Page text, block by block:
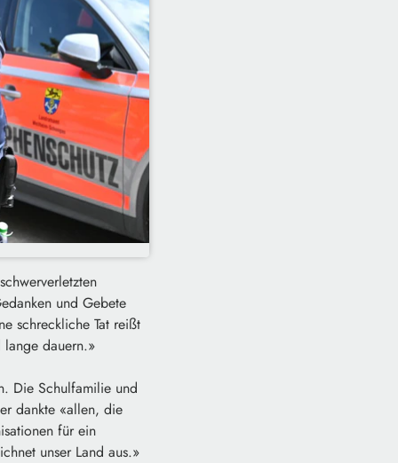
und Gebete
schreckliche Tat reißt
dauern.»
Die Schulfamilie und
dankte «allen, die
für ein
unser Land aus.»